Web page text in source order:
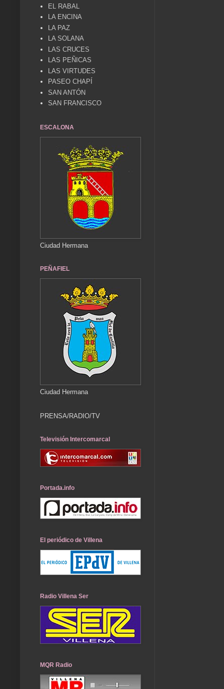
EL RABAL
LA ENCINA
LA PAZ
LA SOLANA
LAS CRUCES
LAS PEÑICAS
LAS VIRTUDES
PASEO CHAPÍ
SAN ANTÓN
SAN FRANCISCO
ESCALONA
Ciudad Hermana
PEÑAFIEL
Ciudad Hermana
PRENSA/RADIO/TV
Televisión Intercomarcal
Portada.info
El periódico de Villena
Radio Villena Ser
MQR Radio